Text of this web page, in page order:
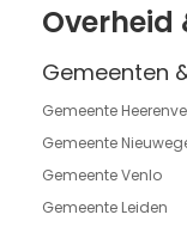
Overheid
Gemeenten
Gemeente
Gemeente
Gemeente Venlo
Gemeente Leiden